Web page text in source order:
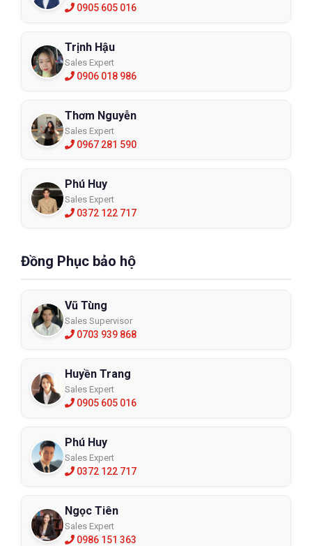
0905 605 016
Trịnh Hậu
Sales Expert
0906 018 986
Thơm Nguyễn
Sales Expert
0967 281 590
Phú Huy
Sales Expert
0372 122 717
Đồng Phục bảo hộ
Vũ Tùng
Sales Supervisor
0703 939 868
Huyền Trang
Sales Expert
0905 605 016
Phú Huy
Sales Expert
0372 122 717
Ngọc Tiên
Sales Expert
0986 151 363